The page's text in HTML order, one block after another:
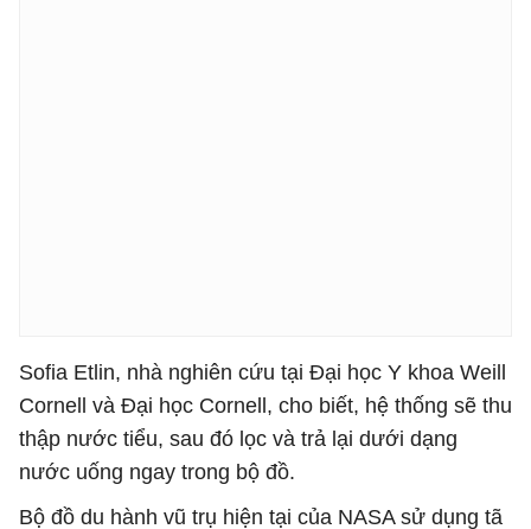
Sofia Etlin, nhà nghiên cứu tại Đại học Y khoa Weill
Cornell và Đại học Cornell, cho biết, hệ thống sẽ thu
thập nước tiểu, sau đó lọc và trả lại dưới dạng
nước uống ngay trong bộ đồ.
Bộ đồ du hành vũ trụ hiện tại của NASA sử dụng tã